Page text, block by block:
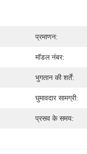
प्रमाणन:
मॉडल नंबर:
भुगतान की शर्तें:
घुमावदार सामग्री:
प्रसव के समय: